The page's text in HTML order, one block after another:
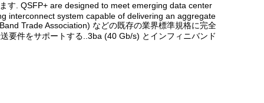
す. QSFP+ are designed to meet emerging data center
interconnect system capable of delivering an aggregate
Trade Association) などの既存の業界標準規格に完全
要件をサポートする..3ba (40 Gb/s) とインフィニバンド